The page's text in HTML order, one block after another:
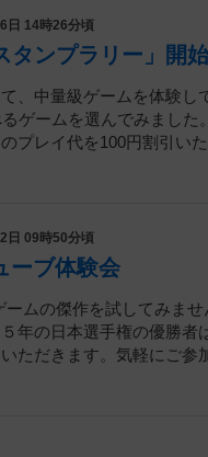
日 14時26分頃
タンプラリー」開始
、中量級ゲームを体験
ゲームを選んでみまし
プレイ代を100円割引い
日 09時50分頃
ブ体験会
ームの傑作を試してみま
年の日本選手権の優勝
ただきます。気軽にご参